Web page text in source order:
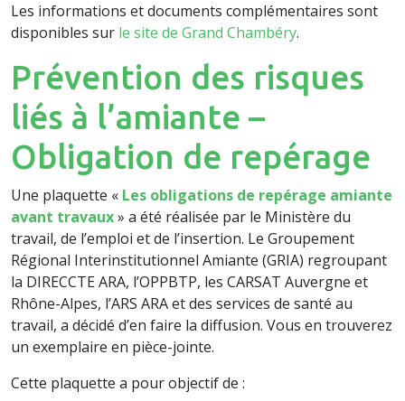
Les informations et documents complémentaires sont
disponibles sur le site de Grand Chambéry.
Prévention des risques
liés à l’amiante –
Obligation de repérage
Une plaquette « Les obligations de repérage amiante
avant travaux» a été réalisée par le Ministère du
travail, de l’emploi et de l’insertion. Le Groupement
Régional Interinstitutionnel Amiante (GRIA) regroupant
la DIRECCTE ARA, l’OPPBTP, les CARSAT Auvergne et
Rhône-Alpes, l’ARS ARA et des services de santé au
travail, a décidé d’en faire la diffusion. Vous en trouverez
un exemplaire en pièce-jointe.
Cette plaquette a pour objectif de :